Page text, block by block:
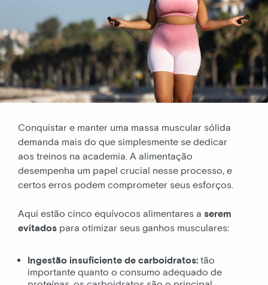
Conquistar e manter uma massa muscular sólida
demanda mais do que simplesmente se dedicar
aos treinos na academia. A alimentação
desempenha um papel crucial nesse processo, e
certos erros podem comprometer seus esforços.
Aqui estão cinco equívocos alimentares a serem
evitados para otimizar seus ganhos musculares:
Ingestão insuficiente de carboidratos: tão
importante quanto o consumo adequado de